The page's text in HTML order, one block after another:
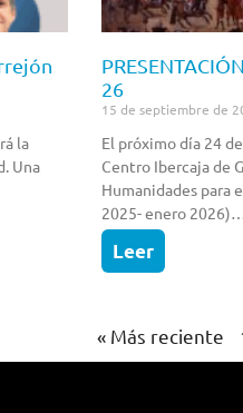
la
Una
26
15 de septiembre de
El próximo día 24
Centro Ibercaja de
Humanidades para
2025- enero
Leer
« Más reciente